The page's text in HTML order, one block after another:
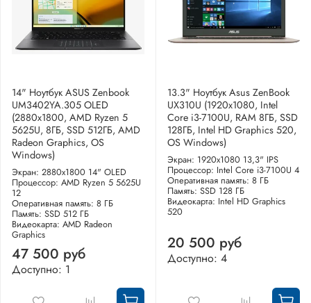
14" Ноутбук ASUS Zenbook
UM3402YA.305 OLED
(2880x1800, AMD Ryzen 5
5625U, 8ГБ, SSD 512ГБ, AMD
Radeon Graphics, OS
Windows)
Экран: 2880x1800 14" OLED
Процессор: AMD Ryzen 5 5625U
12
Оперативная память: 8 ГБ
Память: SSD 512 ГБ
Видеокарта: AMD Radeon
Graphics
47 500 руб
Доступно: 1
13.3" Ноутбук Asus ZenBook
UX310U (1920x1080, Intel
Core i3-7100U, RAM 8ГБ, SSD
128ГБ, Intel HD Graphics 520,
OS Windows)
Экран: 1920x1080 13,3" IPS
Процессор: Intel Core i3-7100U 4
Оперативная память: 8 ГБ
Память: SSD 128 ГБ
Видеокарта: Intel HD Graphics
520
20 500 руб
Доступно: 4